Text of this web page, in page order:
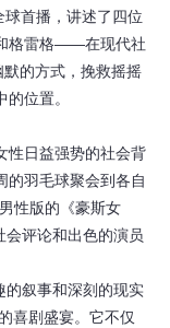
首播，讲述了四位
格雷格——在现代社
默的方式，挽救摇摇
位置。
性日益强势的社会背
的羽毛球聚会到各自
性版的《豪斯女
会评论和出色的演员
的叙事和深刻的现实
喜剧盛宴。它不仅